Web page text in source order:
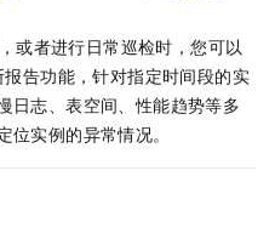
或者进行日常巡检时，您可以
报告功能，针对指定时间段的实
日志、表空间、性能趋势等多
实例的异常情况。